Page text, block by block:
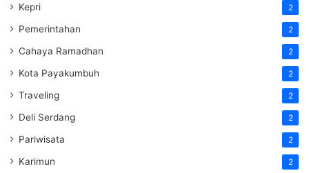
Kepri 2
Pemerintahan 2
Cahaya Ramadhan 2
Kota Payakumbuh 2
Traveling 2
Deli Serdang 2
Pariwisata 2
Karimun 2